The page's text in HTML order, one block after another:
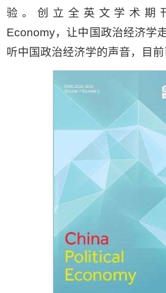
验。创立全英文学术期
Economy，让中国政治经济学
听中国政治经济学的声音，目前